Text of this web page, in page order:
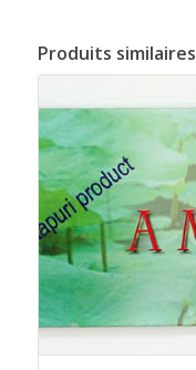
Produits similaires